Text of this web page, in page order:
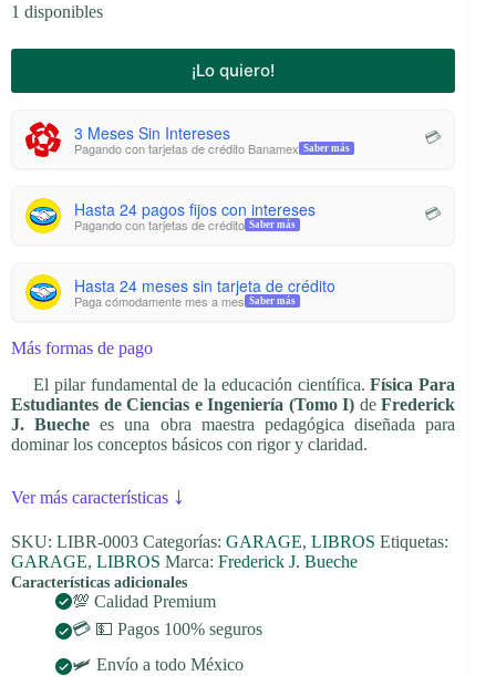
1 disponibles
¡Lo quiero!
3 Meses Sin Intereses
Pagando con tarjetas de crédito Banamex Saber más
💳
Hasta 24 pagos fijos con intereses
Pagando con tarjetas de crédito Saber más
💳
Hasta 24 meses sin tarjeta de crédito
Paga cómodamente mes a mes Saber más
Más formas de pago
El pilar fundamental de la educación científica.Física Para
Estudiantes de Ciencias e Ingeniería (Tomo I) deFrederick
J. Bueche es una obra maestra pedagógica diseñada para
dominar los conceptos básicos con rigor y claridad.
Ver más características ↓
SKU: LIBR-0003 Categorías: GARAGE, LIBROS Etiquetas:
GARAGE, LIBROS Marca: Frederick J. Bueche
Características adicionales
💯 Calidad Premium
💳 💵 Pagos 100% seguros
🛩️ Envío a todo México